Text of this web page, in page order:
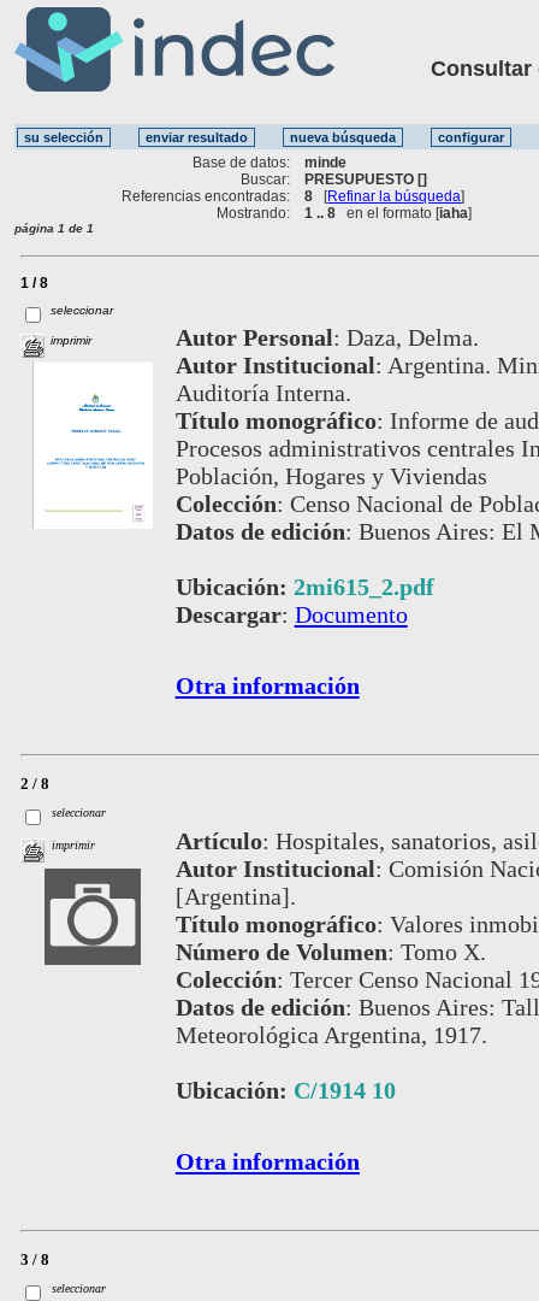
Consultar
Base de datos:
minde
Buscar:
PRESUPUESTO []
Referencias encontradas:
8 [Refinar la búsqueda]
Mostrando:
1 .. 8 en el formato [iaha]
página 1 de 1
1 / 8
seleccionar
imprimir Autor Personal: Daza, Delma.
Autor Institucional: Argentina.
Auditoría Interna.
Título monográfico: Informe de
Procesos administrativos centrales
Población, Hogares y Viviendas
Colección: Censo Nacional de
Datos de edición: Buenos Aires: El
Ubicación: 2mi615_2.pdf
Descargar: Documento
Otra información
2 / 8
seleccionar
imprimir Artículo: Hospitales, sanatorios,
Autor Institucional: Comisión
[Argentina].
Título monográfico: Valores
Número de Volumen: Tomo X.
Colección: Tercer Censo Nacional
Datos de edición: Buenos Aires:
Meteorológica Argentina, 1917.
Ubicación: C/1914 10
Otra información
3 / 8
seleccionar